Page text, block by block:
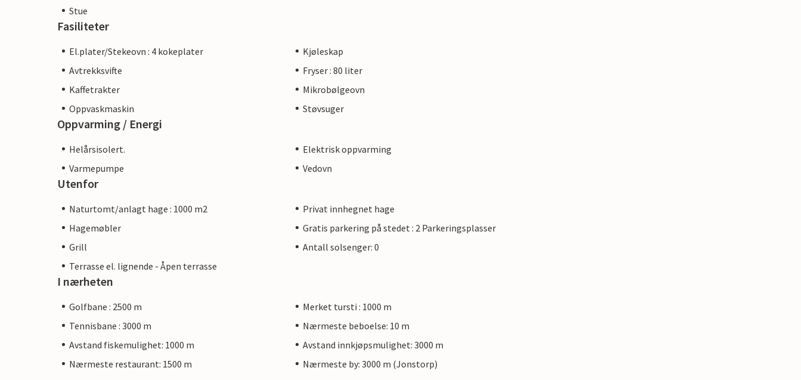
Stue
Fasiliteter
El.plater/Stekeovn : 4 kokeplater
Kjøleskap
Avtrekksvifte
Fryser : 80 liter
Kaffetrakter
Mikrobølgeovn
Oppvaskmaskin
Støvsuger
Oppvarming / Energi
Helårsisolert.
Elektrisk oppvarming
Varmepumpe
Vedovn
Utenfor
Naturtomt/anlagt hage : 1000 m2
Privat innhegnet hage
Hagemøbler
Gratis parkering på stedet : 2 Parkeringsplasser
Grill
Antall solsenger: 0
Terrasse el. lignende - Åpen terrasse
I nærheten
Golfbane : 2500 m
Merket tursti : 1000 m
Tennisbane : 3000 m
Nærmeste beboelse: 10 m
Avstand fiskemulighet: 1000 m
Avstand innkjøpsmulighet: 3000 m
Nærmeste restaurant: 1500 m
Nærmeste by: 3000 m (Jonstorp)